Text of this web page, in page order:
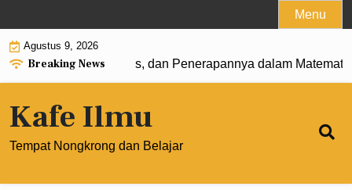
to
content
Menu
Agustus 9, 2026
Breaking NewsRumus, dan Penerapannya dalam Matematika
Kafe Ilmu
Tempat Nongkrong dan Belajar